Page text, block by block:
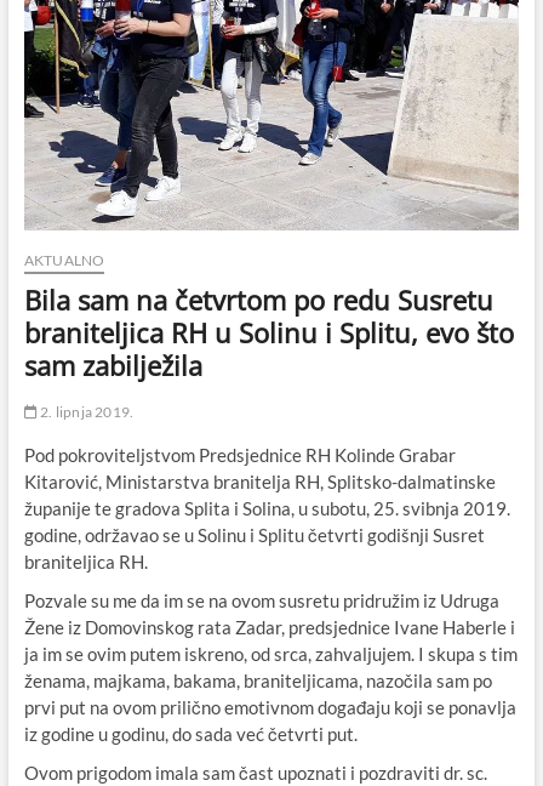
AKTUALNO
Bila sam na četvrtom po redu Susretu
braniteljica RH u Solinu i Splitu, evo što
sam zabilježila
2. lipnja 2019.
Pod pokroviteljstvom Predsjednice RH Kolinde Grabar
Kitarović, Ministarstva branitelja RH, Splitsko-dalmatinske
županije te gradova Splita i Solina, u subotu, 25. svibnja 2019.
godine, održavao se u Solinu i Splitu četvrti godišnji Susret
braniteljica RH.
Pozvale su me da im se na ovom susretu pridružim iz Udruga
Žene iz Domovinskog rata Zadar, predsjednice Ivane Haberle i
ja im se ovim putem iskreno, od srca, zahvaljujem. I skupa s tim
ženama, majkama, bakama, braniteljicama, nazočila sam po
prvi put na ovom prilično emotivnom događaju koji se ponavlja
iz godine u godinu, do sada već četvrti put.
Ovom prigodom imala sam čast upoznati i pozdraviti dr. sc.